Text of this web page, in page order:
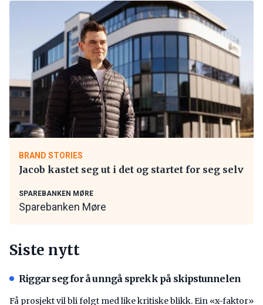
BRAND STORIES
Jacob kastet seg ut i det og startet for seg selv
SPAREBANKEN MØRE
Sparebanken Møre
Siste nytt
Riggar seg for å unngå sprekk på skipstunnelen
Få prosjekt vil bli følgt med like kritiske blikk. Ein «x-faktor»